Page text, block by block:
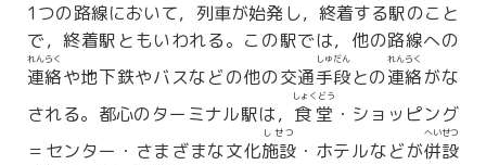
1つの路線において，列車が始発し，終着する駅のこと
で，終着駅ともいわれる。この駅では，他の路線への
連絡
れんらく
や地下鉄やバスなどの他の交通手段
しゅだん
との連絡
れんらく
がな
される。都心のターミナル駅は， 食堂
しょくどう
・ショッピング
＝センター・さまざまな文化施設
しせつ
・ホテルなどが併設
へいせつ